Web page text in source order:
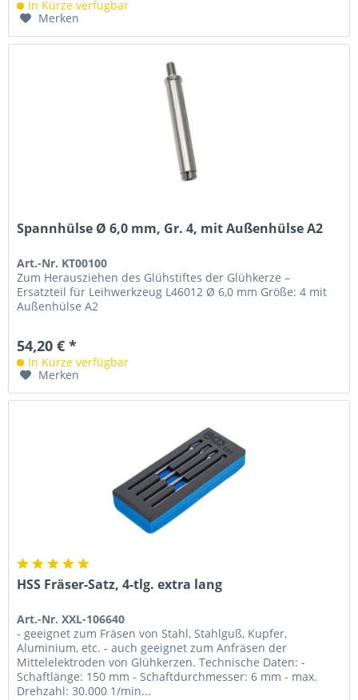
In Kürze verfügbar
Merken
Spannhülse Ø 6,0 mm, Gr. 4, mit Außenhülse A2
Art.-Nr. KT00100
Zum Herausziehen des Glühstiftes der Glühkerze –
Ersatzteil für Leihwerkzeug L46012 Ø 6,0 mm Größe: 4 mit
Außenhülse A2
54,20 € *
In Kürze verfügbar
Merken
HSS Fräser-Satz, 4-tlg. extra lang
Art.-Nr. XXL-106640
- geeignet zum Fräsen von Stahl, Stahlguß, Kupfer,
Aluminium, etc. - auch geeignet zum Anfräsen der
Mittelelektroden von Glühkerzen. Technische Daten: -
Schaftlänge: 150 mm - Schaftdurchmesser: 6 mm - max.
Drehzahl: 30.000 1/min...